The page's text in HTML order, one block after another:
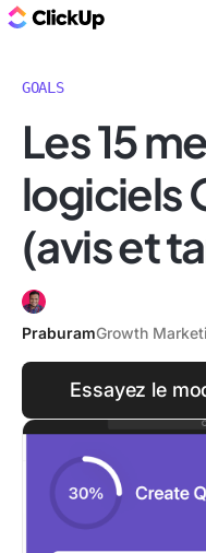
GOALS
Les 15
logiciels
(avis et
PraburamGrowth
Essayez le